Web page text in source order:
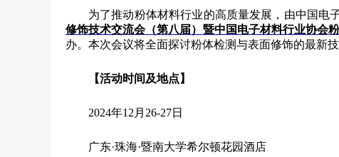
为了推动粉体材料行业的高质量发展，由中国电
修饰技术交流会（第八 届） 暨中国电子材料行业协会
办。本次会议将全面探讨粉体检测与表面修饰的最新
【活动时间及地点】
2024年12月26-27日
广东·珠海·暨南大学希尔顿花园酒店